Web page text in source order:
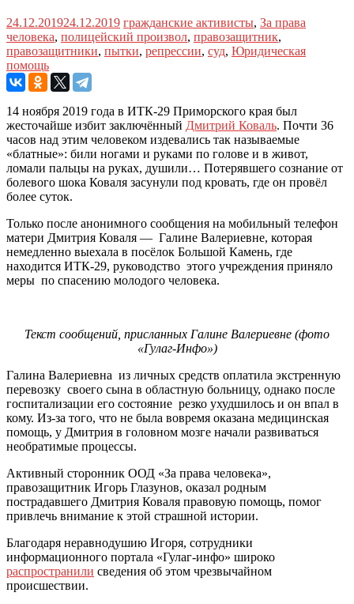
24.12.201924.12.2019 гражданские активисты, За права
человека, полицейский произвол, правозащитник,
правозащитники, пытки, репрессии, суд, Юридическая
помощь
14 ноября 2019 года в ИТК-29 Приморского края был
жесточайше избит заключённый Дмитрий Коваль. Почти 36
часов над этим человеком издевались так называемые
«блатные»: били ногами и руками по голове и в живот,
ломали пальцы на руках, душили… Потерявшего сознание от
болевого шока Коваля засунули под кровать, где он провёл
более суток.
Только после анонимного сообщения на мобильный телефон
матери Дмитрия Коваля — Галине Валериевне, которая
немедленно выехала в посёлок Большой Камень, где
находится ИТК-29, руководство этого учреждения приняло
меры по спасению молодого человека.
Текст сообщений, присланных Галине Валериевне (фото
«Гулаг-Инфо»)
Галина Валериевна из личных средств оплатила экстренную
перевозку своего сына в областную больницу, однако после
госпитализации его состояние резко ухудшилось и он впал в
кому. Из-за того, что не была вовремя оказана медицинская
помощь, у Дмитрия в головном мозге начали развиваться
необратимые процессы.
Активный сторонник ООД «За права человека»,
правозащитник Игорь Глазунов, оказал родным
пострадавшего Дмитрия Коваля правовую помощь, помог
привлечь внимание к этой страшной истории.
Благодаря неравнодушию Игоря, сотрудники
информационного портала «Гулаг-инфо» широко
распространили сведения об этом чрезвычайном
происшествии.